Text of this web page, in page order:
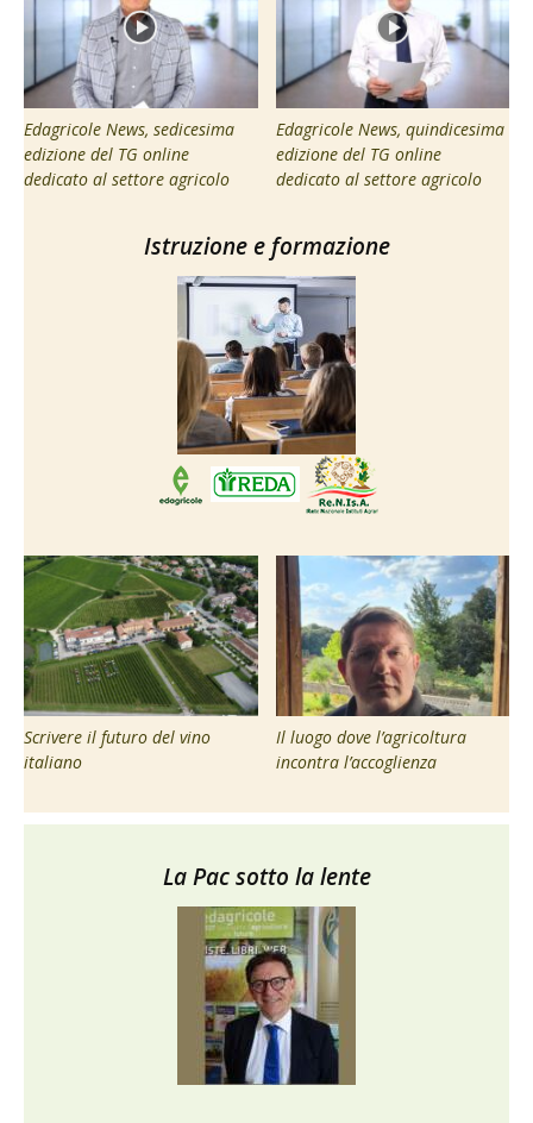
Edagricole News, sedicesima
edizione del TG online
dedicato al settore agricolo
Edagricole News, quindicesima
edizione del TG online
dedicato al settore agricolo
Istruzione e formazione
Scrivere il futuro del vino
italiano
Il luogo dove l’agricoltura
incontra l’accoglienza
La Pac sotto la lente